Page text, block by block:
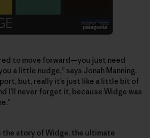
to move forward—you just need
a little nudge,” says Jonah Manning.
but, really it’s just like a little bit of
I’ll never forget it, because Widge was
the story of Widge, the ultimate